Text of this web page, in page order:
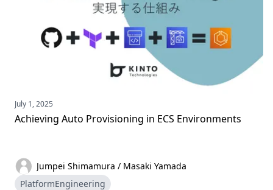
July 1, 2025
Achieving Auto Provisioning in ECS Environments
Jumpei Shimamura / Masaki Yamada
PlatformEngineering